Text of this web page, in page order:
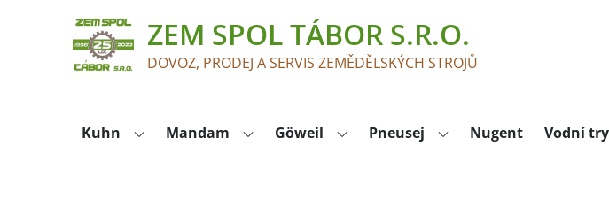
ZEM SPOL TÁBOR S.R.O.
DOVOZ, PRODEJ A SERVIS ZEMĚDĚLSKÝCH STROJŮ
Kuhn Mandam Göweil Pneusej Nugent Vodní